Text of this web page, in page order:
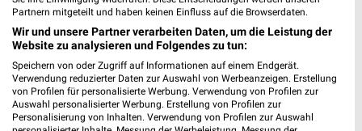
0,4 km 0,4 km
Partnern mitgeteilt und haben keinen Einfluss auf die Browserdaten.
Wir und unsere Partner verarbeiten Daten, um die Leistung der
Website zu analysieren und Folgendes zu tun:
Speichern von oder Zugriff auf Informationen auf einem Endgerät.
Verwendung reduzierter Daten zur Auswahl von Werbeanzeigen. Erstellung
von Profilen für personalisierte Werbung. Verwendung von Profilen zur
Auswahl personalisierter Werbung. Erstellung von Profilen zur
Personalisierung von Inhalten. Verwendung von Profilen zur Auswahl